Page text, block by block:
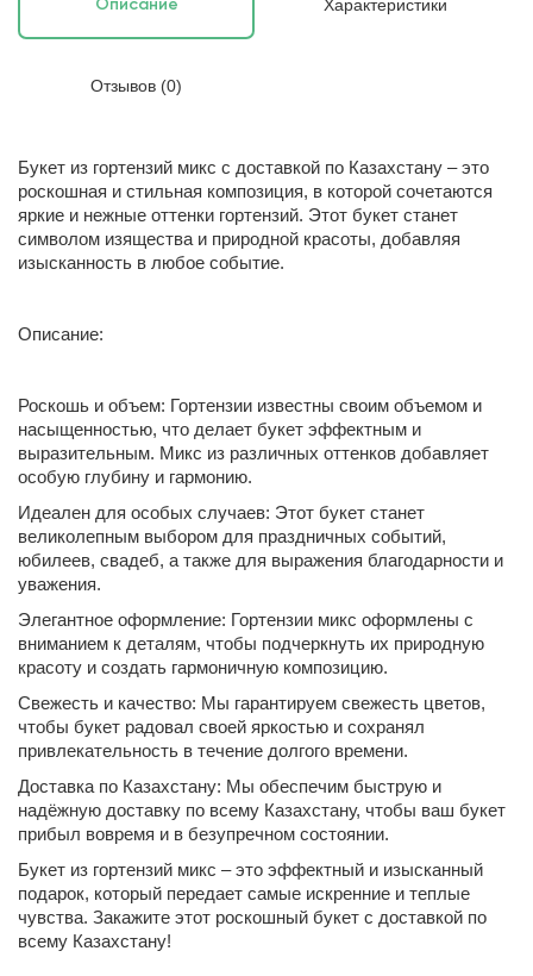
Описание Характеристики
Отзывов (0)
Букет из гортензий микс с доставкой по Казахстану – это
роскошная и стильная композиция, в которой сочетаются
яркие и нежные оттенки гортензий. Этот букет станет
символом изящества и природной красоты, добавляя
изысканность в любое событие.
Описание:
Роскошь и объем: Гортензии известны своим объемом и
насыщенностью, что делает букет эффектным и
выразительным. Микс из различных оттенков добавляет
особую глубину и гармонию.
Идеален для особых случаев: Этот букет станет
великолепным выбором для праздничных событий,
юбилеев, свадеб, а также для выражения благодарности и
уважения.
Элегантное оформление: Гортензии микс оформлены с
вниманием к деталям, чтобы подчеркнуть их природную
красоту и создать гармоничную композицию.
Свежесть и качество: Мы гарантируем свежесть цветов,
чтобы букет радовал своей яркостью и сохранял
привлекательность в течение долгого времени.
Доставка по Казахстану: Мы обеспечим быструю и
надёжную доставку по всему Казахстану, чтобы ваш букет
прибыл вовремя и в безупречном состоянии.
Букет из гортензий микс – это эффектный и изысканный
подарок, который передает самые искренние и теплые
чувства. Закажите этот роскошный букет с доставкой по
всему Казахстану!